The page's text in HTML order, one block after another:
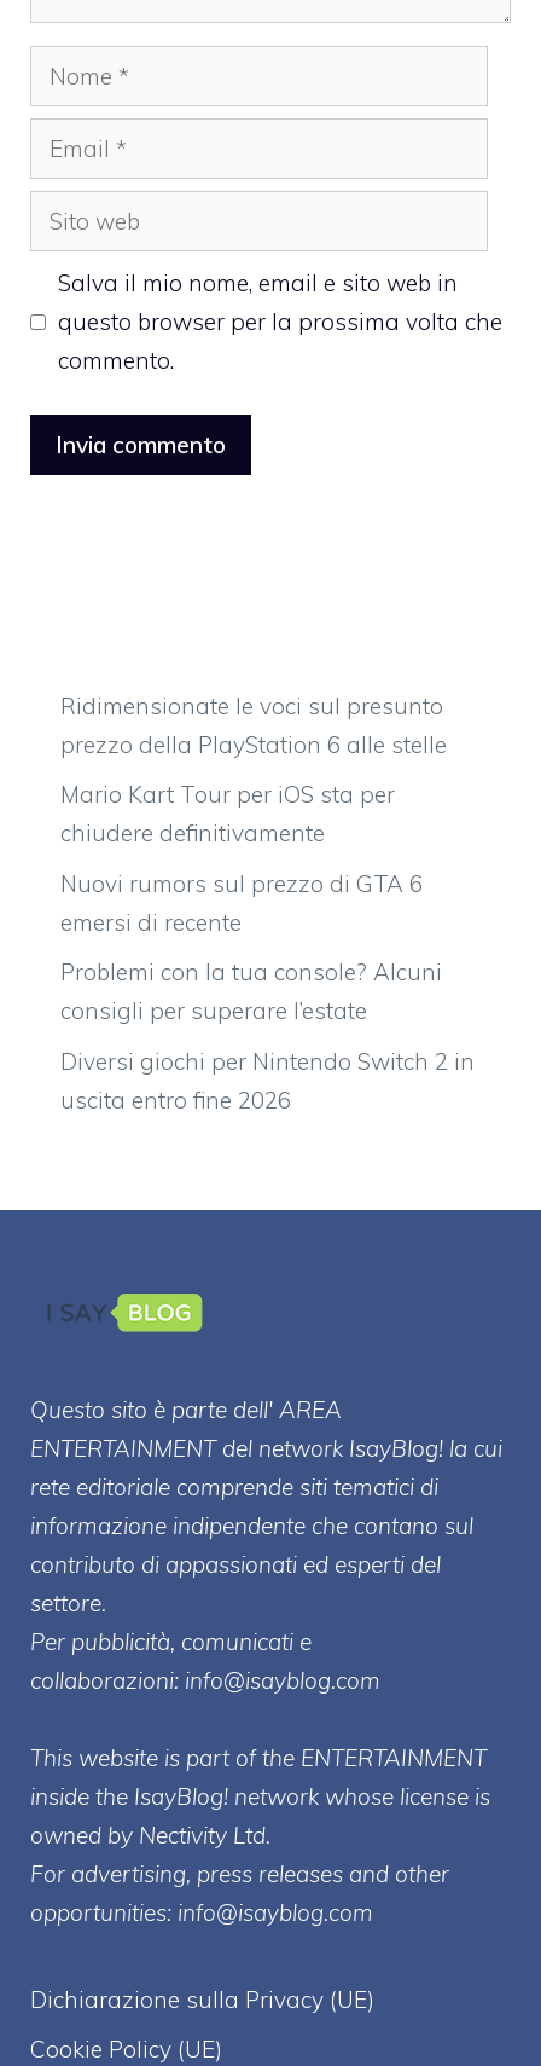
Nome
Email
Sito
web
Salva il mio nome, email e sito web in
questo browser per la prossima volta che
commento.
Ridimensionate le voci sul presunto
prezzo della PlayStation 6 alle stelle
Mario Kart Tour per iOS sta per
chiudere definitivamente
Nuovi rumors sul prezzo di GTA 6
emersi di recente
Problemi con la tua console? Alcuni
consigli per superare l’estate
Diversi giochi per Nintendo Switch 2 in
uscita entro fine 2026
Questo sito è parte dell' AREA
ENTERTAINMENT del network IsayBlog! la cui
rete editoriale comprende siti tematici di
informazione indipendente che contano sul
contributo di appassionati ed esperti del
settore.
Per pubblicità, comunicati e
collaborazioni: info@isayblog.com
This website is part of the ENTERTAINMENT
inside the IsayBlog! network whose license is
owned by Nectivity Ltd.
For advertising, press releases and other
opportunities: info@isayblog.com
Dichiarazione sulla Privacy (UE)
Cookie Policy (UE)